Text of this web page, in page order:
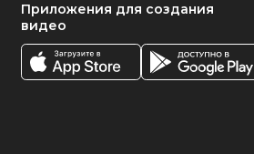
Приложения для создания
видео